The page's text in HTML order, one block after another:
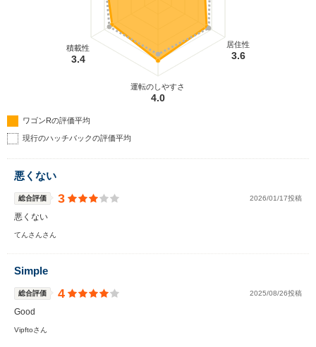
居住性
3.6
運転のしやすさ
4.0
積載性
3.4
ワゴンRの評価平均
現行のハッチバックの評価平均
悪くない
総合評価 3 2026/01/17投稿
悪くない
てんさんさん
Simple
総合評価 4 2025/08/26投稿
Good
Vipftoさん